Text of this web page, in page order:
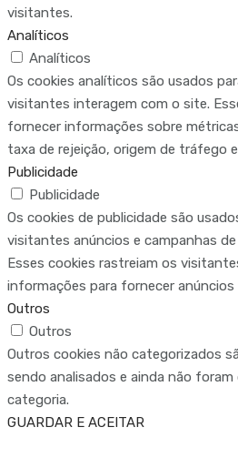
visitantes.
Analíticos
Analíticos
Os cookies analíticos são usados
visitantes interagem com o site.
fornecer informações sobre
taxa de rejeição, origem de tráfego
Publicidade
Publicidade
Os cookies de publicidade são
visitantes anúncios e campanhas
Esses cookies rastreiam os
informações para fornecer anúncios
Outros
Outros
Outros cookies não categorizados
sendo analisados e ainda não foram
categoria.
GUARDAR E ACEITAR